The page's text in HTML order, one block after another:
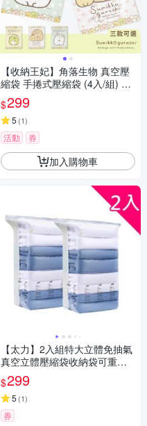
【收納王妃】角落生物 真空壓
縮袋 手捲式壓縮袋 (4入/組) 企
鵝/貓/白熊/炸豬排
$299
5 (1)
活動 券
加入購物車
【太力】2入組特大立體免抽氣
真空立體壓縮袋收納袋可重覆
使用(80x100x38cm 行李箱 收
納 棉被壓縮袋)
$299
5 (1)
券